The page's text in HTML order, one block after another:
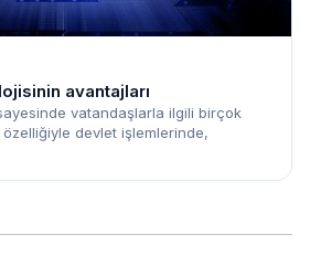
avantajları
vatandaşlarla ilgili birçok
devlet işlemlerinde,